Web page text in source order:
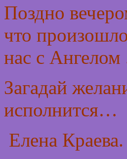
Поздно
что
нас с Ангелом
Загадай
исполнится…
Елена Краева.